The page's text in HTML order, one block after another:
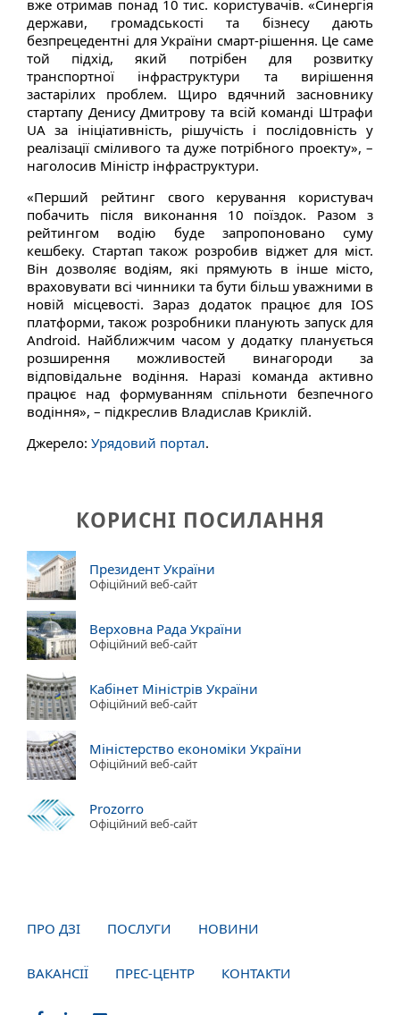
вже отримав понад 10 тис. користувачів. «Синергія
держави, громадськості та бізнесу дають
безпрецедентні для України смарт-рішення. Це саме
той підхід, який потрібен для розвитку
транспортної інфраструктури та вирішення
застарілих проблем. Щиро вдячний засновнику
стартапу Денису Дмитрову та всій команді Штрафи
UA за ініціативність, рішучість і послідовність у
реалізації сміливого та дуже потрібного проекту», –
наголосив Міністр інфраструктури.
«Перший рейтинг свого керування користувач
побачить після виконання 10 поїздок. Разом з
рейтингом водію буде запропоновано суму
кешбеку. Стартап також розробив віджет для міст.
Він дозволяє водіям, які прямують в інше місто,
враховувати всі чинники та бути більш уважними в
новій місцевості. Зараз додаток працює для IOS
платформи, також розробники планують запуск для
Android. Найближчим часом у додатку планується
розширення можливостей винагороди за
відповідальне водіння. Наразі команда активно
працює над формуванням спільноти безпечного
водіння», – підкреслив Владислав Криклій.
Джерело: Урядовий портал.
КОРИСНІ ПОСИЛАННЯ
Президент України
Офіційний веб-сайт
Верховна Рада України
Офіційний веб-сайт
Кабінет Міністрів України
Офіційний веб-сайт
Міністерство економіки України
Офіційний веб-сайт
Prozorro
Офіційний веб-сайт
ПРО ДЗІ ПОСЛУГИ НОВИНИ
ВАКАНСІЇ ПРЕС-ЦЕНТР КОНТАКТИ